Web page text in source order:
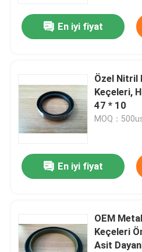
Ürün:% s
En iyi fiyat
Özel Nitril
Keçeleri,
47 * 10
MOQ：
En iyi fiyat
OEM
Keçeleri
Asit